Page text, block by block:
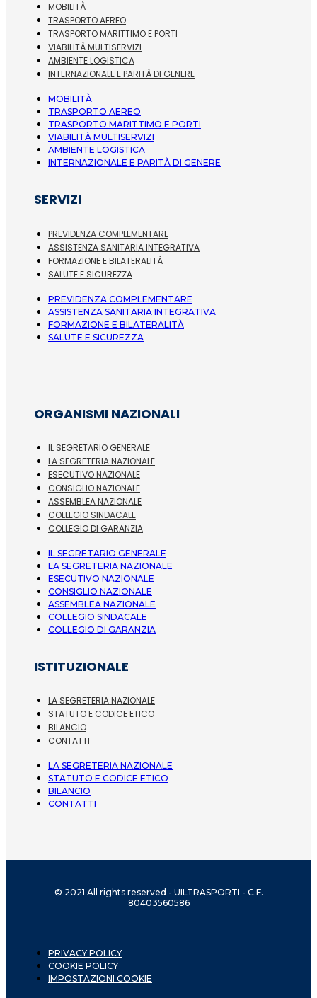
MOBILITÀ
TRASPORTO AEREO
TRASPORTO MARITTIMO E PORTI
VIABILITÀ MULTISERVIZI
AMBIENTE LOGISTICA
INTERNAZIONALE E PARITÀ DI GENERE
MOBILITÀ
TRASPORTO AEREO
TRASPORTO MARITTIMO E PORTI
VIABILITÀ MULTISERVIZI
AMBIENTE LOGISTICA
INTERNAZIONALE E PARITÀ DI GENERE
SERVIZI
PREVIDENZA COMPLEMENTARE
ASSISTENZA SANITARIA INTEGRATIVA
FORMAZIONE E BILATERALITÀ
SALUTE E SICUREZZA
PREVIDENZA COMPLEMENTARE
ASSISTENZA SANITARIA INTEGRATIVA
FORMAZIONE E BILATERALITÀ
SALUTE E SICUREZZA
ORGANISMI NAZIONALI
IL SEGRETARIO GENERALE
LA SEGRETERIA NAZIONALE
ESECUTIVO NAZIONALE
CONSIGLIO NAZIONALE
ASSEMBLEA NAZIONALE
COLLEGIO SINDACALE
COLLEGIO DI GARANZIA
IL SEGRETARIO GENERALE
LA SEGRETERIA NAZIONALE
ESECUTIVO NAZIONALE
CONSIGLIO NAZIONALE
ASSEMBLEA NAZIONALE
COLLEGIO SINDACALE
COLLEGIO DI GARANZIA
ISTITUZIONALE
LA SEGRETERIA NAZIONALE
STATUTO E CODICE ETICO
BILANCIO
CONTATTI
LA SEGRETERIA NAZIONALE
STATUTO E CODICE ETICO
BILANCIO
CONTATTI
© 2021 All rights reserved - UILTRASPORTI - C.F.
80403560586
PRIVACY POLICY
COOKIE POLICY
IMPOSTAZIONI COOKIE